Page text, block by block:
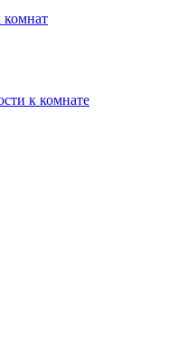
комнат
к комнате